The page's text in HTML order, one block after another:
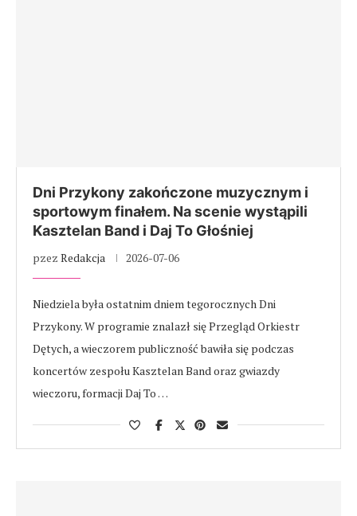
Dni Przykony zakończone muzycznym i
sportowym finałem. Na scenie wystąpili
Kasztelan Band i Daj To Głośniej
pzez Redakcja 2026-07-06
Niedziela była ostatnim dniem tegorocznych Dni
Przykony. W programie znalazł się Przegląd Orkiestr
Dętych, a wieczorem publiczność bawiła się podczas
koncertów zespołu Kasztelan Band oraz gwiazdy
wieczoru, formacji Daj To …